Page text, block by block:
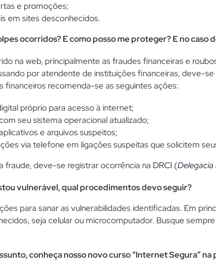
e promoções;
em sites desconhecidos.
ocorridos? E como posso me proteger? E no caso
na web, principalmente as fraudes financeiras e
por atendente de instituições financeiras, deve-
financeiros recomenda-se as seguintes ações:
próprio para acesso à internet;
seu sistema operacional atualizado;
e arquivos suspeitos;
via telefone em ligações suspeitas que solicitem
fraude, deve-se registrar ocorrência na DRCI (Delegacia
vulnerável, qual procedimentos devo seguir?
para sanar as vulnerabilidades identificadas. Em
seja celular ou microcomputador. Busque
conheça nosso novo curso “Internet Segura”